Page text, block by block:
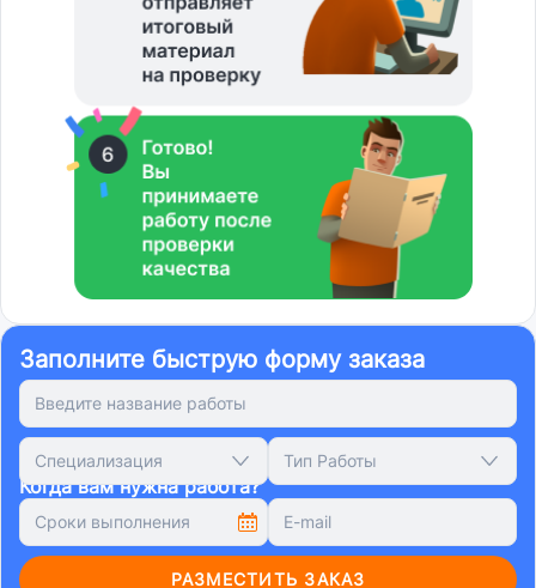
Заполните быструю форму заказа
Специализация Тип Работы
Когда вам нужна работа?
РАЗМЕСТИТЬ ЗАКАЗ